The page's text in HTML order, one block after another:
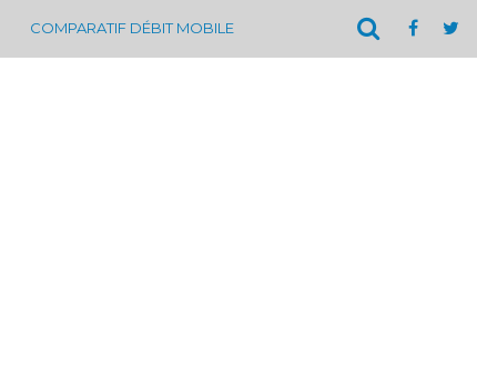
COMPARATIF DÉBIT MOBILE